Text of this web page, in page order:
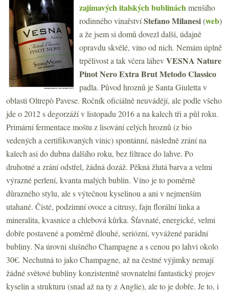
zajímavých italských bublináchmenšího
rodinného vinařstvíStefano Milanesi(web)
a že jsem si domů dovezl další, údajně
opravdu skvělé, víno od nich. Nemám úplně
trpělivost a tak včera láhevVESNA Nature
Pinot Nero Extra Brut Metodo Classico
padla. Původ hroznů je Santa Giuletta v
oblasti Oltrepò Pavese. Ročník oficiálně neuvádějí, ale podle všeho
jde o 2012 s degorzáží v listopadu 2016 a na kalech tři a půl roku.
Primární fermentace moštu z lisování celých hroznů (z bio
vedených a certifikovaných vinic) spontánní, následně zrání na
kalech asi do dubna dalšího roku, bez filtrace do lahve. Po
druhotné a zrání odstřel, žádná dozáž. Pěkná žlutá barva a velmi
výrazné perlení, kvanta malých bublin. Víno je to poměrně
důrazného stylu, ale s výtečnou kyselinou a ani v nejmenším
utahané. Čisté, podzimní ovoce a citrusy, fajn florální linka a
mineralita, kvasnice a chlebová kůrka. Šťavnaté, energické, velmi
dobře postavené a poměrně dlouhé, seriózní, vyvážené parádní
bubliny. Na úrovni slušného Champagne a s cenou po lahvi okolo
30€. Nechutná to jako Champagne, až na čestné výjimky nemají
žádné světové bubliny konzistentně srovnatelní fantastický projev
kyselin a strukturu (snad až na ty z Anglie), ale to je dobře. Je to, i